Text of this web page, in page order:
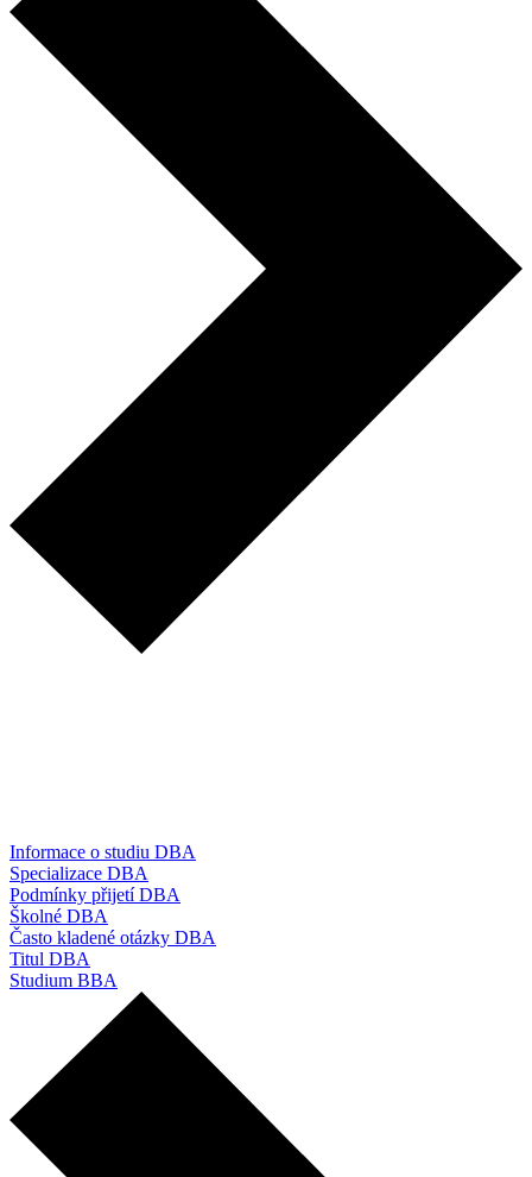
Informace o studiu DBA
Specializace DBA
Podmínky přijetí DBA
Školné DBA
Často kladené otázky DBA
Titul DBA
Studium BBA